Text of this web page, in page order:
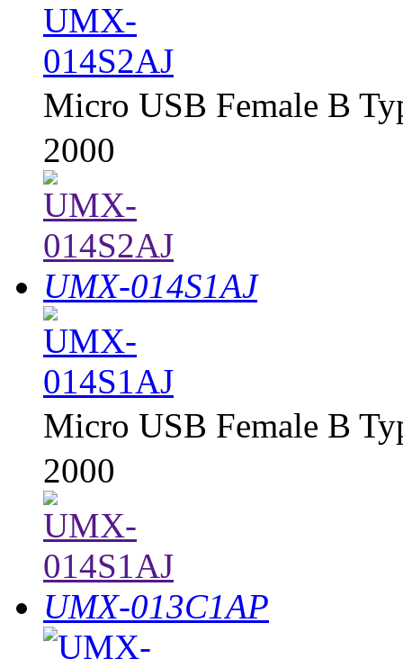
Micro USB Female B
2000
UMX-014S1AJ
Micro USB Female B
2000
UMX-013C1AP